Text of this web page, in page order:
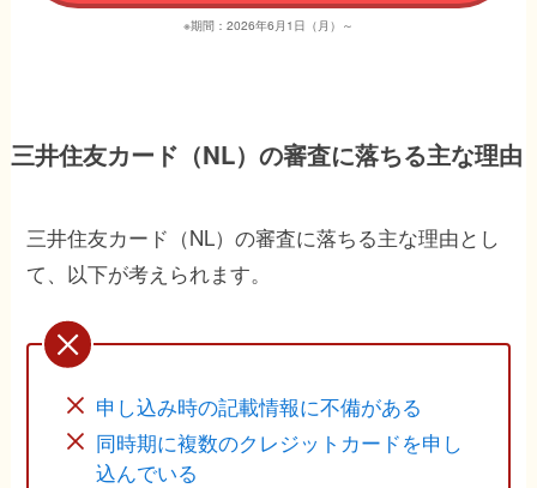
※期間：2026年6月1日（月）～
三井住友カード（NL）の審査に落ちる主な理由
三井住友カード（NL）の審査に落ちる主な理由とし
て、以下が考えられます。
申し込み時の記載情報に不備がある
同時期に複数のクレジットカードを申し
込んでいる